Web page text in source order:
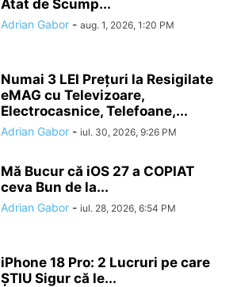
Atat de Scump...
Adrian Gabor - aug. 1, 2026, 1:20 PM
Numai 3 LEI Prețuri la Resigilate
eMAG cu Televizoare,
Electrocasnice, Telefoane,...
Adrian Gabor - iul. 30, 2026, 9:26 PM
Mă Bucur că iOS 27 a COPIAT
ceva Bun de la...
Adrian Gabor - iul. 28, 2026, 6:54 PM
iPhone 18 Pro: 2 Lucruri pe care
ȘTIU Sigur că le...